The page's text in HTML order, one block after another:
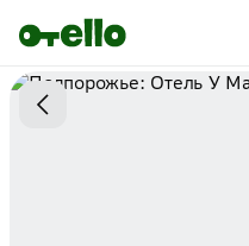
Промокоды на первую
Забирайте выгоду